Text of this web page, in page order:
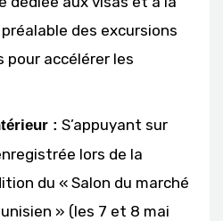
des excursions
accélérer les
: S’appuyant sur
lors de la
du « Salon du marché
» (les 7 et 8 mai